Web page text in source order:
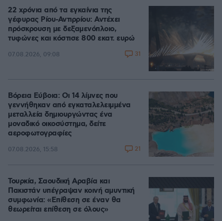
22 χρόνια από τα εγκαίνια της
γέφυρας Ρίου-Αντιρρίου: Αντέχει
πρόσκρουση με δεξαμενόπλοιο,
τυφώνες και κόστισε 800 εκατ. ευρώ
07.08.2026, 09:08 31
Βόρεια Εύβοια: Οι 14 λίμνες που
γεννήθηκαν από εγκαταλελειμμένα
μεταλλεία δημιουργώντας ένα
μοναδικό οικοσύστημα, δείτε
αεροφωτογραφίες
07.08.2026, 15:58 21
Τουρκία, Σαουδική Αραβία και
Πακιστάν υπέγραψαν κοινή αμυντική
συμφωνία: «Επίθεση σε έναν θα
θεωρείται επίθεση σε όλους»